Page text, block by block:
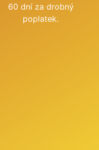
60 dní za drobný
poplatek.